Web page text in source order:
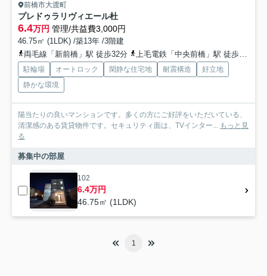
前橋市大渡町
プレドゥラリヴィエール杜
6.4万円 管理/共益費3,000円
46.75㎡ (1LDK) /築13年 /3階建
両毛線「新前橋」駅 徒歩32分
上毛電鉄「中央前橋」駅 徒歩29分
駐輪場 オートロック 閑静な住宅地 耐震構造
好立地
静かな環境
陽当たりの良いマンションです。多くの方にご好評をいただいている、
清潔感のある賃貸物件です。セキュリティ面は、TVインター... もっと見
る
募集中の部屋
102
6.4万円
46.75㎡ (1LDK)
1